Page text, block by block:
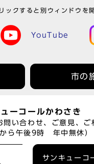
ックすると別ウィンドウを
YouTube
市の
ーコールかわさき
問い合わせ、ご意見、ご
から午後9時 年中無休）
サンキューコ